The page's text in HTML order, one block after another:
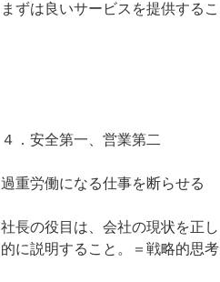
まずは良いサービスを提供するこ
４．安全第一、営業第二
過重労働になる仕事を断らせる
社長の役目は、会社の現状を正
的に説明すること。＝戦略的思考